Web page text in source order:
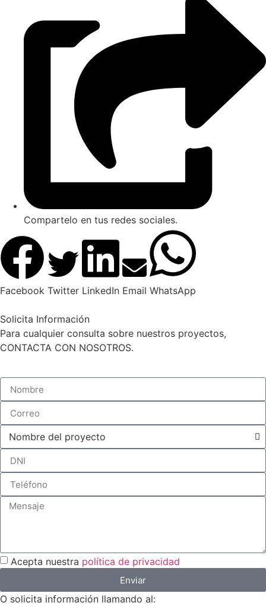
Compartelo en tus redes sociales.
Facebook Twitter LinkedIn Email WhatsApp
Solicita Información
Para cualquier consulta sobre nuestros proyectos,
CONTACTA CON NOSOTROS.
Acepta nuestra política de privacidad
Enviar
O solicita información llamando al: